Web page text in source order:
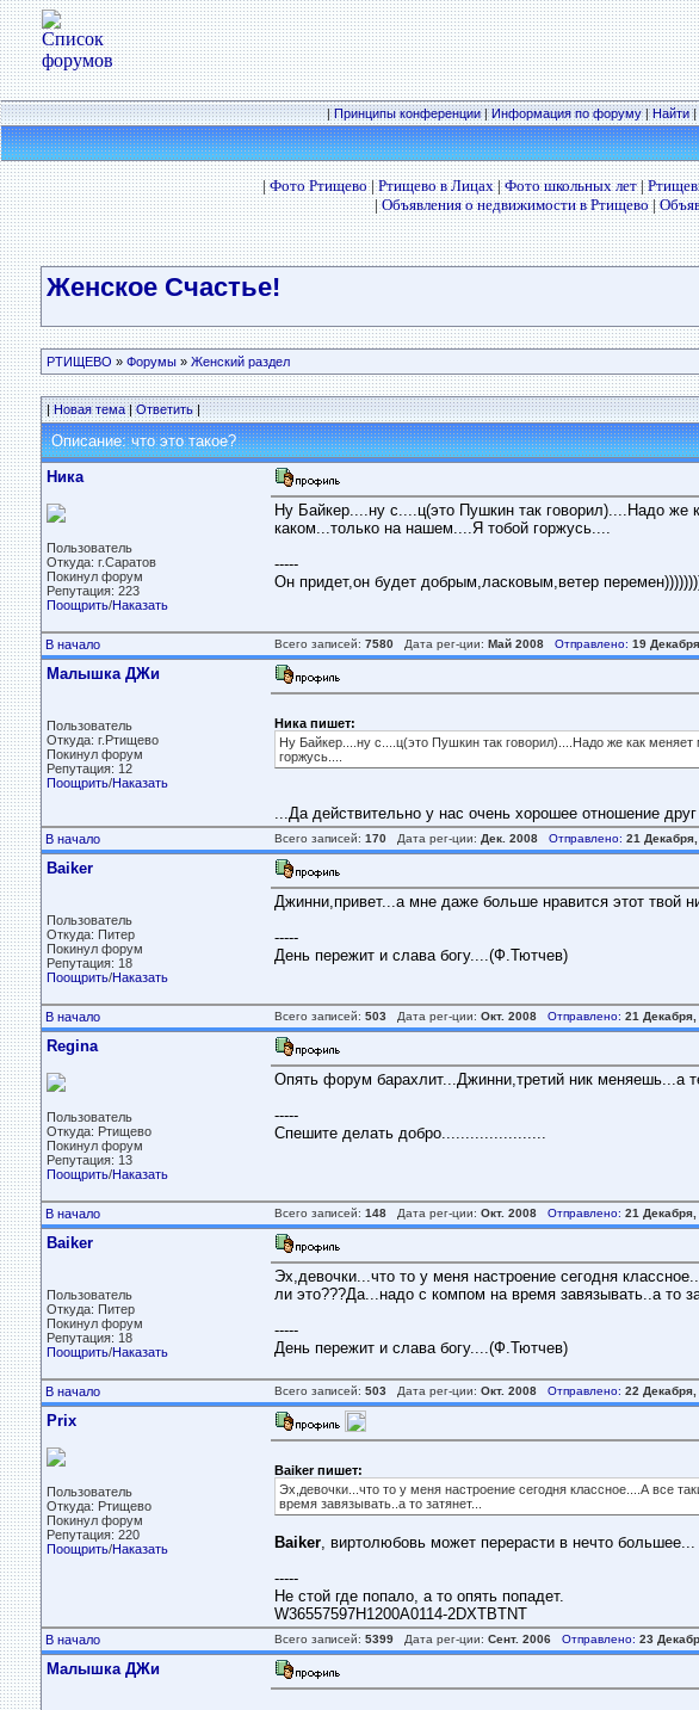
|Принципы конференции|Информация по форуму|Найти|
|Фото Ртищево|Ртищево в Лицах|Фото школьных лет|
|Объявления о недвижимости в Ртищево|
Женское Счастье!
РТИЩЕВО » Форумы » Женский раздел
|Новая тема|Ответить|
Описание: что это такое?
Ника
Пользователь
Откуда: г.Саратов
Покинул форум
Репутация: 223
Поощрить/Наказать
Ну Байкер....ну с....ц(это Пушкин так говорил)....Надо
каком...только на нашем....Я тобой горжусь....
-----
Он придет,он будет добрым,ласковым,ветер
В начало Всего записей: 7580 Дата рег-ции: Май 2008 Отправлено: 19
Малышка ДЖи
Пользователь
Откуда: г.Ртищево
Покинул форум
Репутация: 12
Поощрить/Наказать
Ника пишет:
Ну Байкер....ну с....ц(это Пушкин так говорил)....Надо же как
горжусь....
...Да действительно у нас очень хорошее отношение
В начало Всего записей: 170 Дата рег-ции: Дек. 2008 Отправлено: 21
Baiker
Пользователь
Откуда: Питер
Покинул форум
Репутация: 18
Поощрить/Наказать
Джинни,привет...а мне даже больше нравится этот твой
-----
День пережит и слава богу....(Ф.Тютчев)
В начало Всего записей: 503 Дата рег-ции: Окт. 2008 Отправлено: 21
Regina
Пользователь
Откуда: Ртищево
Покинул форум
Репутация: 13
Поощрить/Наказать
Опять форум барахлит...Джинни,третий ник меняешь...а
-----
Спешите делать добро......................
В начало Всего записей: 148 Дата рег-ции: Окт. 2008 Отправлено: 21 Декабря,
Baiker
Пользователь
Откуда: Питер
Покинул форум
Репутация: 18
Поощрить/Наказать
Эх,девочки...что то у меня настроение сегодня
ли это???Да...надо с компом на время завязывать..а то
-----
День пережит и слава богу....(Ф.Тютчев)
В начало Всего записей: 503 Дата рег-ции: Окт. 2008 Отправлено: 22
Prix
Пользователь
Откуда: Ртищево
Покинул форум
Репутация: 220
Поощрить/Наказать
Baiker пишет:
Эх,девочки...что то у меня настроение сегодня классное....А все
время завязывать..а то затянет...
Baiker, виртолюбовь может перерасти в нечто
-----
Не стой где попало, а то опять попадет.
W36557597H1200A0114-2DXTBTNT
В начало Всего записей: 5399 Дата рег-ции: Сент. 2006 Отправлено: 23
Малышка ДЖи